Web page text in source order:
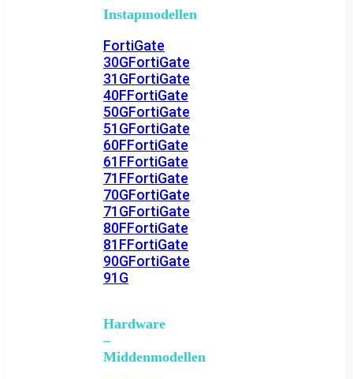
Instapmodellen
FortiGate
30GFortiGate
31GFortiGate
40FFortiGate
50GFortiGate
51GFortiGate
60FFortiGate
61FFortiGate
71FFortiGate
70GFortiGate
71GFortiGate
80FFortiGate
81FFortiGate
90GFortiGate
91G
Hardware
–
Middenmodellen